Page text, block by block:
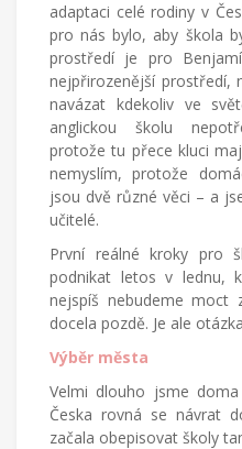
adaptaci celé rodiny v
pro nás bylo, aby škola
prostředí je pro
nejpřirozenější prostředí,
navázat kdekoliv ve
anglickou školu
protože tu přece kluci
nemyslím, protože
jsou dvě různé věci – a
učitelé.
První reálné kroky pro
podnikat letos v lednu,
nejspíš nebudeme
docela pozdě. Je ale
Výběr města
Velmi dlouho jsme
Česka rovná se návrat
začala obepisovat školy